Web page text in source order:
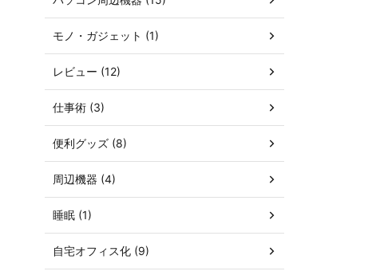
モノ・ガジェット (1)
レビュー (12)
仕事術 (3)
便利グッズ (8)
周辺機器 (4)
睡眠 (1)
自宅オフィス化 (9)